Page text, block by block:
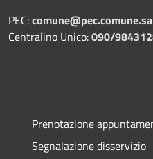
PEC:
Centralino Unico:090/
Prenotazione
Segnalazione disservizio